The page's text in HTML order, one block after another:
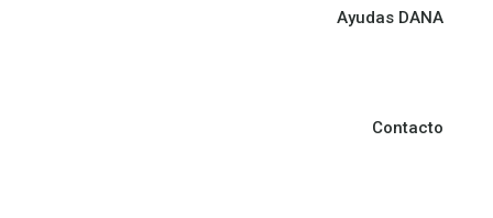
Ayudas DANA
Contacto